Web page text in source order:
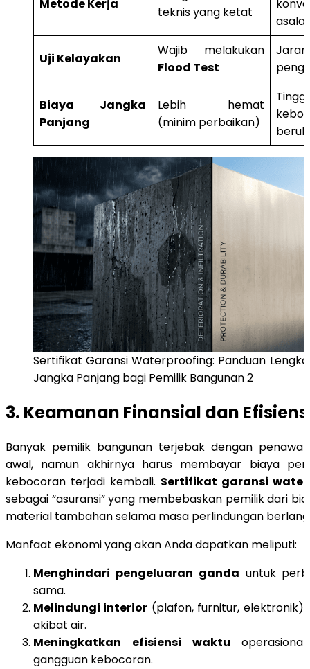
Metode Kerja
teknis yang ketat
Uji Kelayakan
Wajib melakukan
Flood Test
Biaya Jangka
Panjang
Lebih hemat
(minim perbaikan)
Sertifikat Garansi Waterproofing: Panduan
Jangka Panjang bagi Pemilik Bangunan 2
3. Keamanan Finansial dan
Banyak pemilik bangunan terjebak dengan
awal, namun akhirnya harus membayar biaya
kebocoran terjadi kembali. Sertifikat garansi
sebagai “asuransi” yang membebaskan pemilik dari
material tambahan selama masa perlindungan
Manfaat ekonomi yang akan Anda dapatkan meliputi:
Menghindari pengeluaran ganda untuk
sama.
Melindungi interior (plafon, furnitur, elektronik)
akibat air.
Meningkatkan efisiensi waktu
gangguan kebocoran.